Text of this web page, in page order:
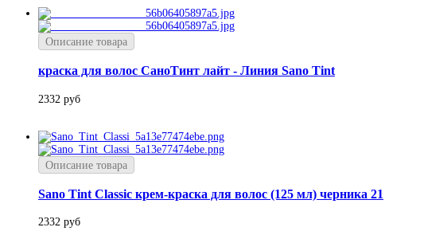
Описание товара
краска для волос СаноТинт лайт - Линия Sano Tint
2332 руб
Описание товара
Sano Tint Classic крем-краска для волос (125 мл) черника 21
2332 руб